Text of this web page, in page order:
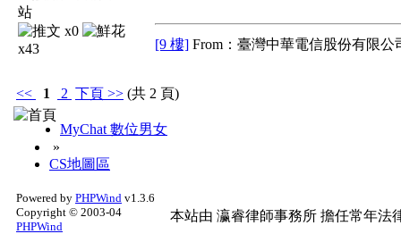
x0
x43
[9 樓] From：臺灣中華電信股份有限公
<< 1 2 下頁 >> (共 2 頁)
MyChat 數位男女
»
CS地圖區
Powered by PHPWind v1.3.6
Copyright © 2003-04
PHPWind
本站由 瀛睿律師事務所 擔任常年法